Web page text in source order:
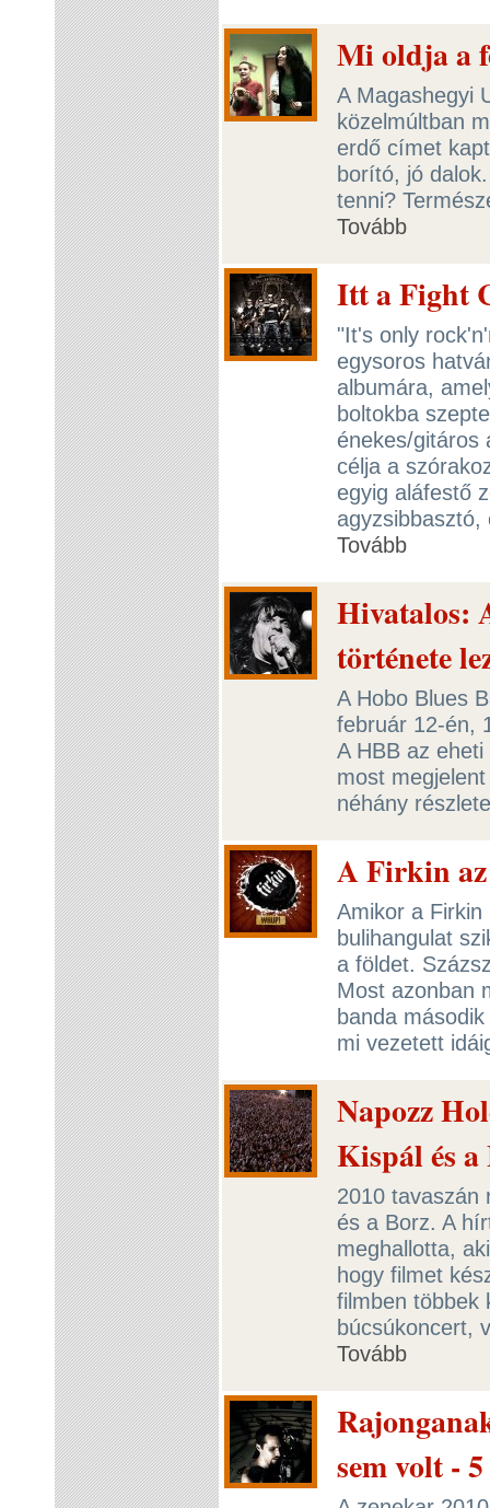
Mi oldja a
A Magashegyi
közelmúltban
erdő címet
borító, jó
tenni?
Tovább
Itt a Fight
"It's only
egysoros
albumára,
boltokba
énekes/gitáros
célja a
egyig aláfestő
agyzsibbasztó,
Tovább
Hivatalos:
története
A Hobo Blues
február 12-én,
A HBB az
most
néhány
A Firkin
Amikor a
bulihangulat
a földet.
Most azonban
banda
mi vezetett
Napozz
Kispál és
2010 tavaszán
és a Borz. A
meghallotta,
hogy filmet
filmben többek
búcsúkoncert,
Tovább
sem volt -